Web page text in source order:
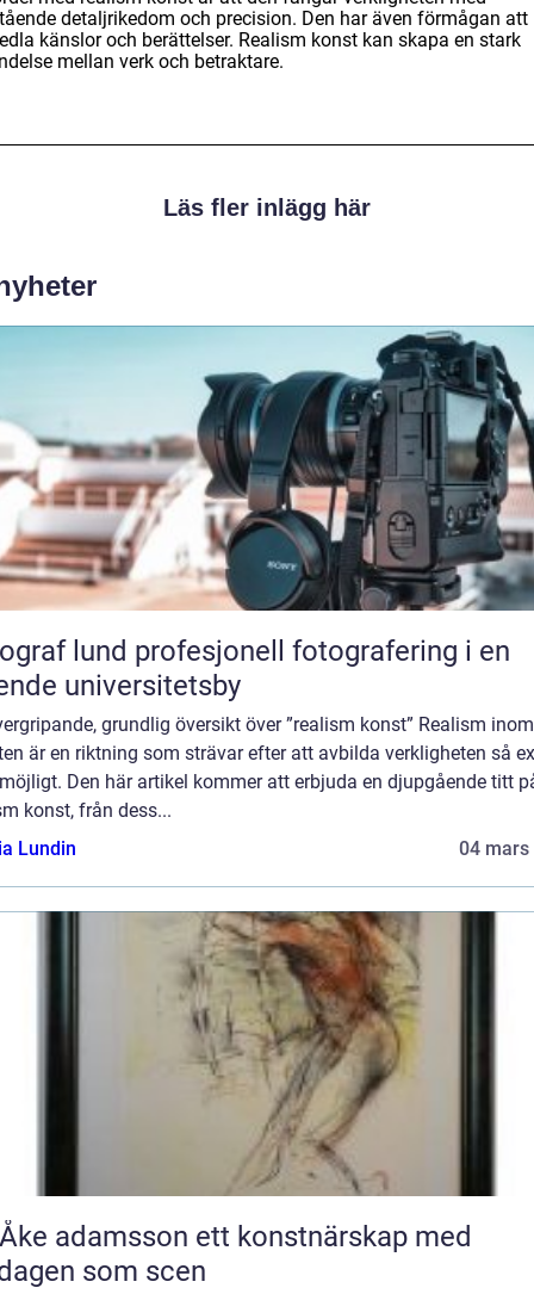
detaljrikedom och precision. Den har även förmågan att
känslor och berättelser. Realism konst kan skapa en stark
mellan verk och betraktare.
Läs fler inlägg här
profesjonell fotografering i en
universitetsby
grundlig översikt över ”realism konst” Realism inom
är en riktning som strävar efter att avbilda verkligheten så
Den här artikel kommer att erbjuda en djupgående titt
konst, från dess...
Lundin
04 mars
ett konstnärskap med
som scen